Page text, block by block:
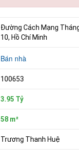
Đường Cách Mạng
10, Hồ Chí Minh
Bán nhà
100653
3.95 Tỷ
58 m²
Trương Thanh Huệ